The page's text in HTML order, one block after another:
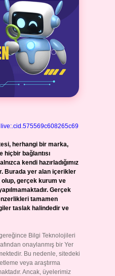
herhangi bir marka,
hiçbir bağlantısı
kendi hazırladığımız
Burada yer alan içerikler
olup, gerçek kurum ve
Gerçek
tamamen
taslak halindedir ve
Bilgi Teknolojileri
onaylanmış bir Yer
Bu nedenle, sitedeki
veya araştırma
Ancak, üyelerimiz